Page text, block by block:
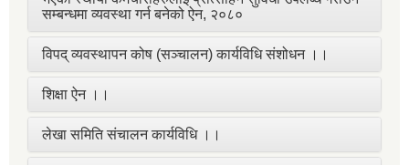
सम्बन्धमा व्यवस्था गर्न बनेको ऐन, २०८०
विपद् व्यवस्थापन कोष (सञ्चालन) कार्यविधि संशोधन ।।
शिक्षा ऐन ।।
लेखा समिति संचालन कार्यविधि ।।